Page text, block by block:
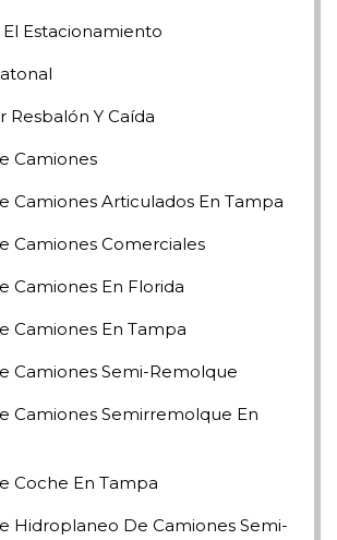
Estacionamiento
Resbalón Y Caída
Camiones
Camiones Articulados En Tampa
Camiones Comerciales
Camiones En Florida
Camiones En Tampa
Camiones Semi-Remolque
Camiones Semirremolque En
Coche En Tampa
Hidroplaneo De Camiones Semi-